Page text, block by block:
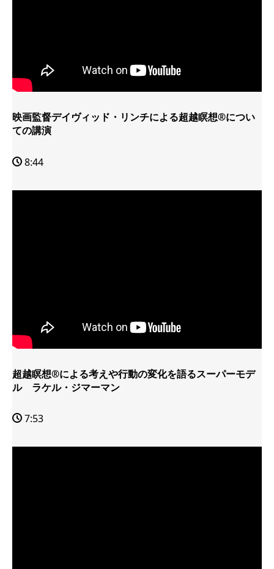
映画監督デイヴィッド・リンチによる超越瞑想®につい
ての講演
8:44
超越瞑想®による考えや行動の変化を語るスーパーモデ
ル ラケル・ジマーマン
7:53